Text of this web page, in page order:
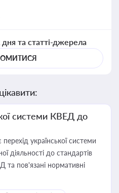
та статті-джерела
системи КВЕД до
української системи
діяльності до стандартів
та пов'язані нормативні